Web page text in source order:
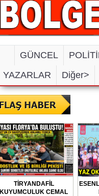
GÜNCEL
YAZARLAR
Diğer>
TİRYANDAFİL
KUYUMCULUK CEMAL